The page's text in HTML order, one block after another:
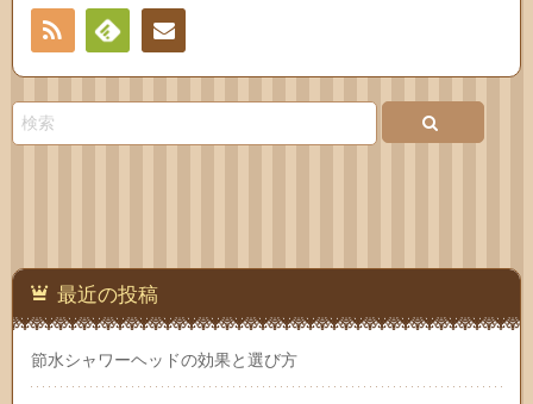
RSS
Feedlyお問
最近の投稿
節水シャワーヘッドの効果と選び方